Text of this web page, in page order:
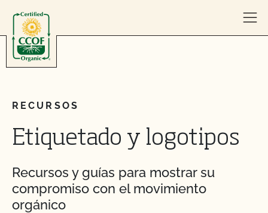
RECURSOS
Etiquetado y logotipos
Recursos y guías para mostrar su
compromiso con el movimiento
orgánico